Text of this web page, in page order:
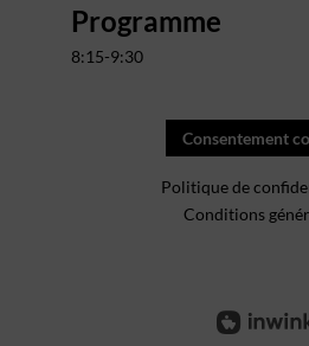
Programme
8:15-9:30
Consentement
Politique de
Conditions